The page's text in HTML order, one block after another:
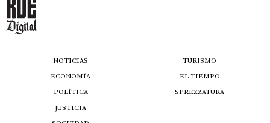
NOTICIAS
ECONOMÍA
POLÍTICA
JUSTICIA
TURISMO
EL TIEMPO
SPREZZATURA